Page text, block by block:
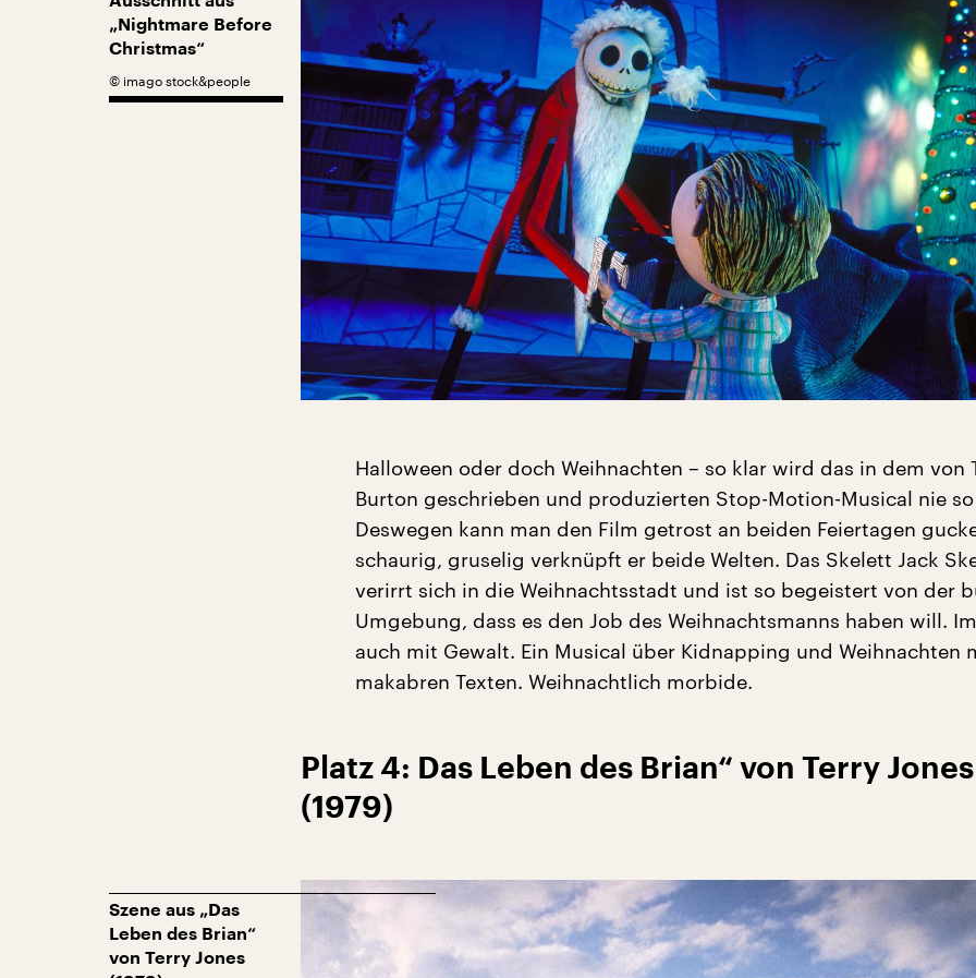
„Nightmare Before
Christmas“
© imago stock&people
Halloween oder doch Weihnachten – so klar wird das in dem von
Burton geschrieben und produzierten Stop-Motion-Musical nie
Deswegen kann man den Film getrost an beiden Feiertagen
schaurig, gruselig verknüpft er beide Welten. Das Skelett Jack
verirrt sich in die Weihnachtsstadt und ist so begeistert von der
Umgebung, dass es den Job des Weihnachtsmanns haben will.
auch mit Gewalt. Ein Musical über Kidnapping und Weihnachten
makabren Texten. Weihnachtlich morbide.
Platz 4: Das Leben des Brian“ von Terry Jones
(1979)
Szene aus „Das
Leben des Brian“
von Terry Jones